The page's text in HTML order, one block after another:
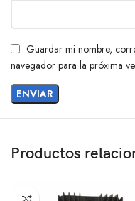
Guardar mi nombre,
navegador para la próxima
Productos